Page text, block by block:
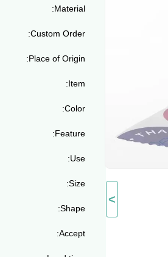
>
Material:
Custom Order:
Place of Origin:
Item:
Color:
Feature:
Use:
Size:
Shape:
Accept: